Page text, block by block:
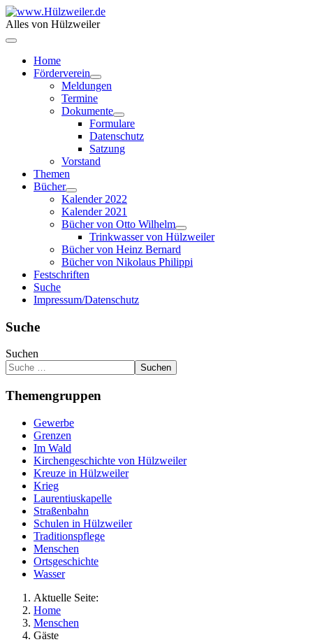
Alles von Hülzweiler
Home
Förderverein
Meldungen
Termine
Dokumente
Formulare
Datenschutz
Satzung
Vorstand
Themen
Bücher
Kalender 2022
Kalender 2021
Bücher von Otto Wilhelm
Trinkwasser von Hülzweiler
Bücher von Heinz Bernard
Bücher von Nikolaus Philippi
Festschriften
Suche
Impressum/Datenschutz
Suche
Suchen
Suchen
Themengruppen
Gewerbe
Grenzen
Im Wald
Kirchengeschichte von Hülzweiler
Kreuze in Hülzweiler
Krieg
Laurentiuskapelle
Straßenbahn
Schulen in Hülzweiler
Traditionspflege
Menschen
Ortsgeschichte
Wasser
Aktuelle Seite:
Home
Menschen
Gäste